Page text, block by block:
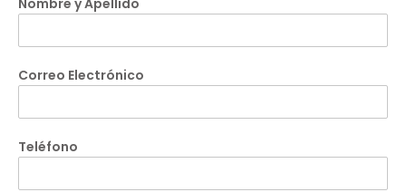
Correo Electrónico
Teléfono